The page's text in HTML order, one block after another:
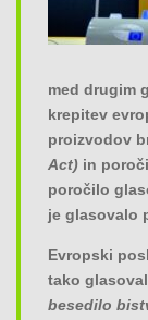
med drugim
krepitev
proizvodov
Act) in
poročilo
je glasovalo
Evropski
tako
besedilo